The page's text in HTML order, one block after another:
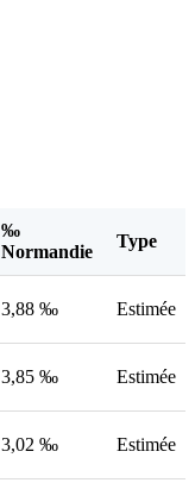
‰
Normandie
Type
3,88 ‰ Estimée
3,85 ‰ Estimée
3,02 ‰ Estimée